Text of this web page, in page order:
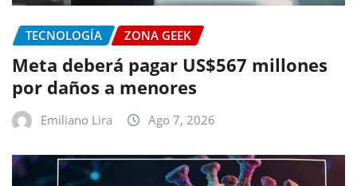
TECNOLOGÍA ZONA GEEK
Meta deberá pagar US$567 millones
por daños a menores
Emiliano Lira Ago 7, 2026